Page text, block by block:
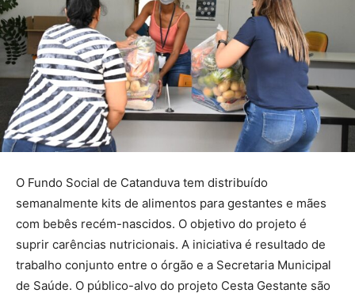
O Fundo Social de Catanduva tem distribuído
semanalmente kits de alimentos para gestantes e mães
com bebês recém-nascidos. O objetivo do projeto é
suprir carências nutricionais. A iniciativa é resultado de
trabalho conjunto entre o órgão e a Secretaria Municipal
de Saúde. O público-alvo do projeto Cesta Gestante são